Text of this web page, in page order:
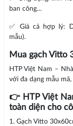
ban công…
✅ Giá cả hợp lý:
mẫu).
Mua gạch Vitto
HTP Việt Nam –
với đa dạng mẫu
👉 HTP Việt
toàn diện cho
1. Gạch Vitto